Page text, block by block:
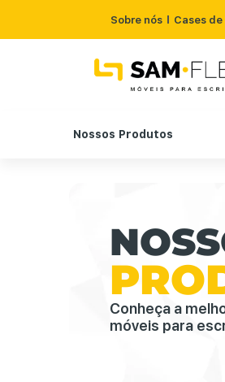
Sobre nós Cases
Nossos Produtos
Conheça a
móveis para